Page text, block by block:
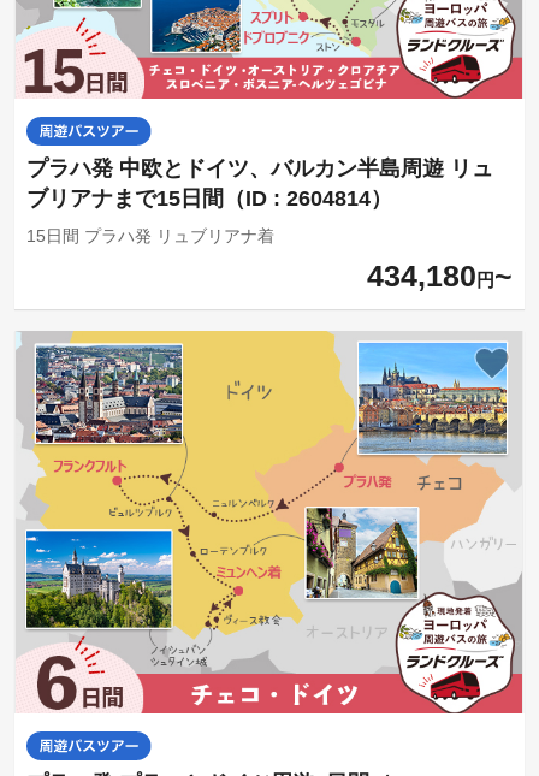
プラハ発 中欧とドイツ、バルカン半島周遊 リュ
ブリアナまで15日間（ID : 2604814）
15日間 プラハ発 リュブリアナ着
434,180 円